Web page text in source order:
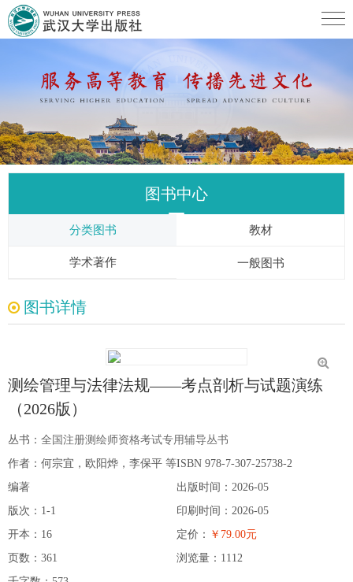
图书中心
分类图书 教材
学术著作 一般图书
图书详情
测绘管理与法律法规——考点剖析与试题演练
（2026版）
丛书： 全国注册测绘师资格考试专用辅导丛书
作者：何宗宜，欧阳烨，李保平 等
编著
版次：1-1
开本：16
页数：361
ISBN 978-7-307-25738-2
出版时间：2026-05
印刷时间：2026-05
定价： ￥79.00元
浏览量： 1112